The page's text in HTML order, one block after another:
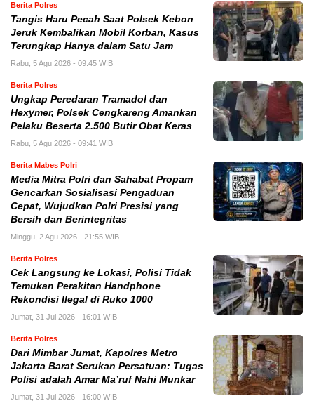
Berita Polres
Tangis Haru Pecah Saat Polsek Kebon
Jeruk Kembalikan Mobil Korban, Kasus
Terungkap Hanya dalam Satu Jam
Rabu, 5 Agu 2026 - 09:45 WIB
Berita Polres
Ungkap Peredaran Tramadol dan
Hexymer, Polsek Cengkareng Amankan
Pelaku Beserta 2.500 Butir Obat Keras
Rabu, 5 Agu 2026 - 09:41 WIB
Berita Mabes Polri
Media Mitra Polri dan Sahabat Propam
Gencarkan Sosialisasi Pengaduan
Cepat, Wujudkan Polri Presisi yang
Bersih dan Berintegritas
Minggu, 2 Agu 2026 - 21:55 WIB
Berita Polres
Cek Langsung ke Lokasi, Polisi Tidak
Temukan Perakitan Handphone
Rekondisi Ilegal di Ruko 1000
Jumat, 31 Jul 2026 - 16:01 WIB
Berita Polres
Dari Mimbar Jumat, Kapolres Metro
Jakarta Barat Serukan Persatuan: Tugas
Polisi adalah Amar Ma’ruf Nahi Munkar
Jumat, 31 Jul 2026 - 16:00 WIB